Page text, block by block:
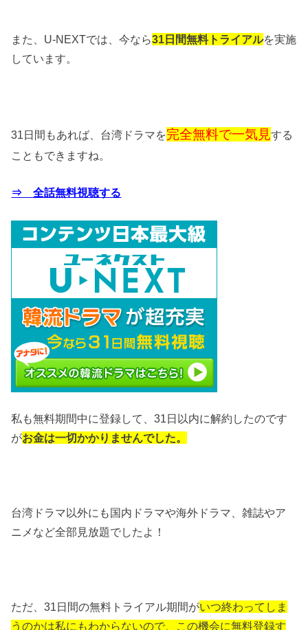
また、U-NEXTでは、今なら31日間無料トライアルを実施
しています。
31日間もあれば、台湾ドラマを完全無料で一気見する
こともできますね。
⇒ 全話無料視聴する
私も無料期間中に登録して、31日以内に解約したのです
がお金は一切かかりませんでした。
台湾ドラマ以外にも国内ドラマや海外ドラマ、雑誌やア
ニメなど全部見放題でしたよ！
ただ、31日間の無料トライアル期間がいつ終わってしま
うのかは私にもわからないので、この機会に無料登録す